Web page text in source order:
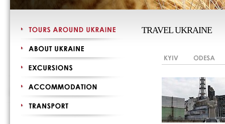
TRAVEL UKRAINE